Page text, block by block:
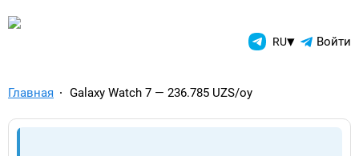
TelegramAds.com — RU▾ Войти
Главная Galaxy Watch 7 — 236.785 UZS/oy